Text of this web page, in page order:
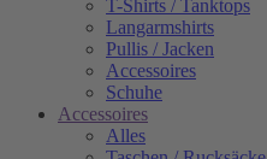
T-Shirts / Tanktops
Langarmshirts
Pullis / Jacken
Accessoires
Schuhe
Accessoires
Alles